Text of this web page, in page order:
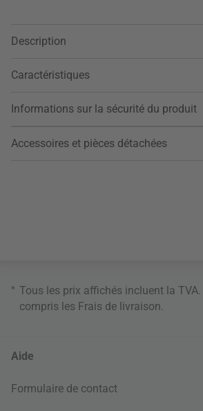
Description
Caractéristiques
Informations sur la sécurité du produit
Accessoires et pièces détachées
* Tous les prix affichés incluent la
compris les Frais de livraison
Aide
Formulaire de contact